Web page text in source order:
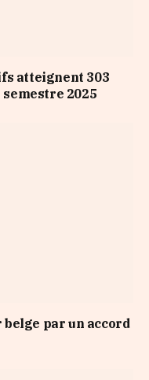
atteignent 303
2025
belge par un accord